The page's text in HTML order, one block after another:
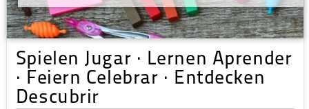
Spielen Jugar · Lernen Aprender
· Feiern Celebrar · Entdecken
Descubrir